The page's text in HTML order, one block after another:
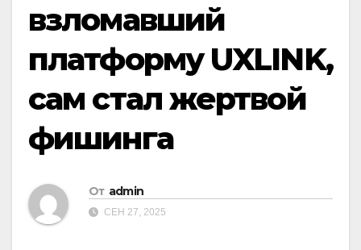
взломавший
платформу UXLINK,
сам стал жертвой
фишинга
От admin
СЕН 27, 2025